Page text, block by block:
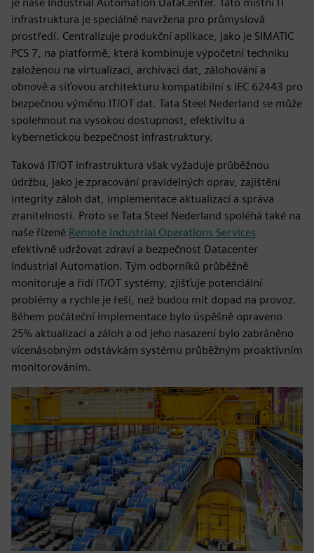
infrastruktura je speciálně navržena pro průmyslová
prostředí. Centralizuje produkční aplikace, jako je SIMATIC
PCS 7, na platformě, která kombinuje výpočetní techniku
založenou na virtualizaci, archivaci dat, zálohování a
obnově a síťovou architekturu kompatibilní s IEC 62443 pro
bezpečnou výměnu IT/OT dat. Tata Steel Nederland se může
spolehnout na vysokou dostupnost, efektivitu a
kybernetickou bezpečnost infrastruktury.
Taková IT/OT infrastruktura však vyžaduje průběžnou
údržbu, jako je zpracování pravidelných oprav, zajištění
integrity záloh dat, implementace aktualizací a správa
zranitelností. Proto se Tata Steel Nederland spoléhá také na
naše řízené Remote Industrial Operations Services
efektivně udržovat zdraví a bezpečnost Datacenter
Industrial Automation. Tým odborníků průběžně
monitoruje a řídí IT/OT systémy, zjišťuje potenciální
problémy a rychle je řeší, než budou mít dopad na provoz.
Během počáteční implementace bylo úspěšně opraveno
25% aktualizací a záloh a od jeho nasazení bylo zabráněno
vícenásobným odstávkám systému průběžným proaktivním
monitorováním.